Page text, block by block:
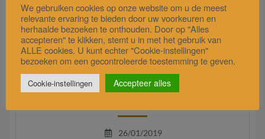
Ingrediëntenlijst
26/01/2019
We gebruiken cookies op onze website om u de meest
relevante ervaring te bieden door uw voorkeuren en
herhaalde bezoeken te onthouden. Door op "Alles
accepteren" te klikken, stemt u in met het gebruik van
ALLE cookies. U kunt echter "Cookie-instellingen"
bezoeken om een gecontroleerde toestemming te geven.
Cookie-instellingen Accepteer alles